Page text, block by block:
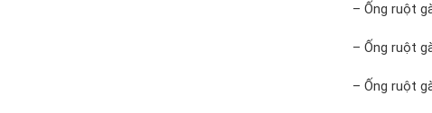
– Ống ruột
– Ống ruột
– Ống ruột